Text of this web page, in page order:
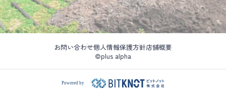
お問い合わせ個人情報保護方針店舗概要
©plus alpha